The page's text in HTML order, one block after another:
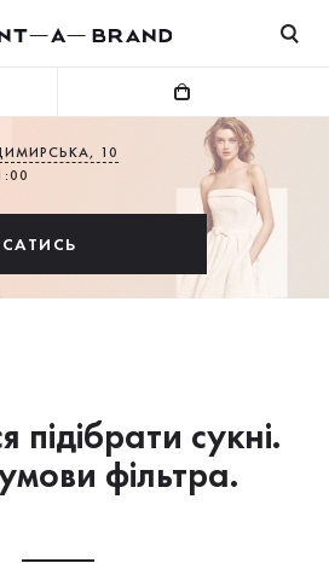
10
підібрати сукні.
фільтра.